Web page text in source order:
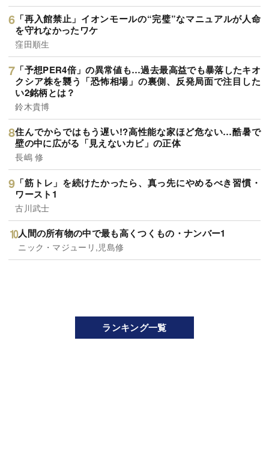
「再入館禁止」イオンモールの“完璧”なマニュアルが人命
を守れなかったワケ
窪田順生
「予想PER4倍」の異常値も…過去最高益でも暴落したキオ
クシア株を襲う「恐怖相場」の裏側、反発局面で注目した
い2銘柄とは？
鈴木貴博
住んでからではもう遅い!?高性能な家ほど危ない…酷暑で
壁の中に広がる「見えないカビ」の正体
長嶋 修
「筋トレ」を続けたかったら、真っ先にやめるべき習慣・
ワースト1
古川武士
人間の所有物の中で最も高くつくもの・ナンバー1
ニック・マジューリ,児島修
ランキング一覧